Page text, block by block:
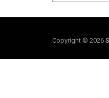
Copyright © 2026